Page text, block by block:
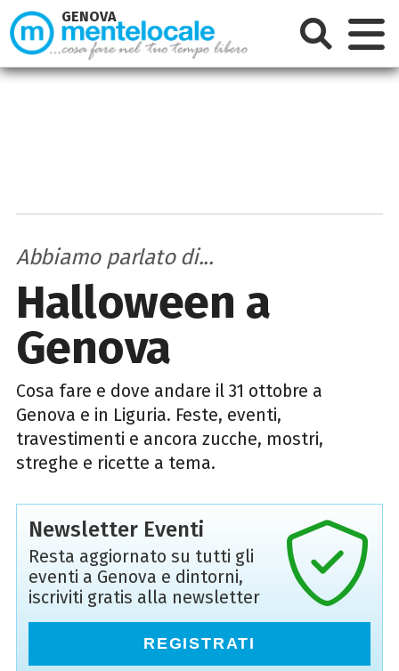
Halloween a
Genova
Abbiamo parlato di...
Cosa fare e dove andare il 31 ottobre a
Genova e in Liguria. Feste, eventi,
travestimenti e ancora zucche, mostri,
streghe e ricette a tema.
Newsletter Eventi
Resta aggiornato su tutti gli
eventi a Genova e dintorni,
iscriviti gratis alla newsletter
REGISTRATI
GENOVA